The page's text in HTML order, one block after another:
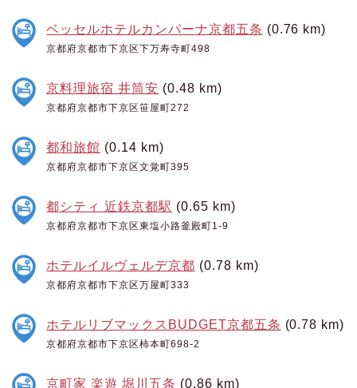
ベッセルホテルカンパーナ京都五条 (0.76 km)
京都府京都市下京区下万寿寺町498
京料理旅宿 井筒安 (0.48 km)
京都府京都市下京区笹屋町272
都和旅館 (0.14 km)
京都府京都市下京区文覚町395
都シティ 近鉄京都駅 (0.65 km)
京都府京都市下京区東塩小路釜殿町1-9
ホテルイルヴェルデ京都 (0.78 km)
京都府京都市下京区万屋町333
ホテルリブマックスBUDGET京都五条 (0.78 km)
京都府京都市下京区柿本町698-2
京町家 楽遊 堀川五条 (0.86 km)